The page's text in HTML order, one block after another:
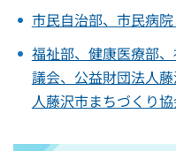
市民自治部、市民病院
福祉部、健康医療部
議会、公益財団法人
人藤沢市まちづくり